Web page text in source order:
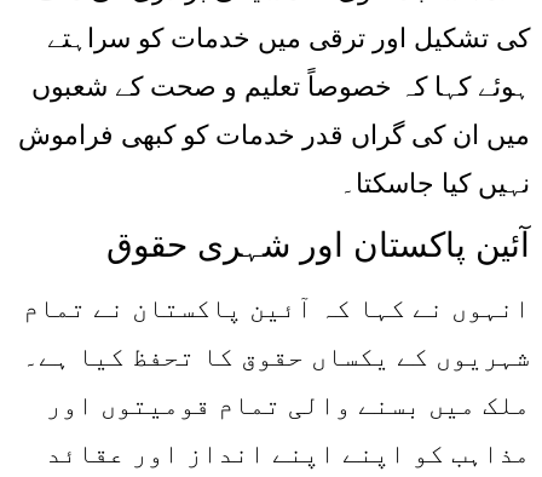
کی تشکیل اور ترقی میں خدمات کو سراہتے
ہوئے کہا کہ خصوصاً تعلیم و صحت کے شعبوں
میں ان کی گراں قدر خدمات کو کبھی فراموش
نہیں کیا جاسکتا۔
آئین پاکستان اور شہری حقوق
انہوں نے کہا کہ آئین پاکستان نے تمام
شہریوں کے یکساں حقوق کا تحفظ کیا ہے۔
ملک میں بسنے والی تمام قومیتوں اور
مذاہب کو اپنے اپنے انداز اور عقائد